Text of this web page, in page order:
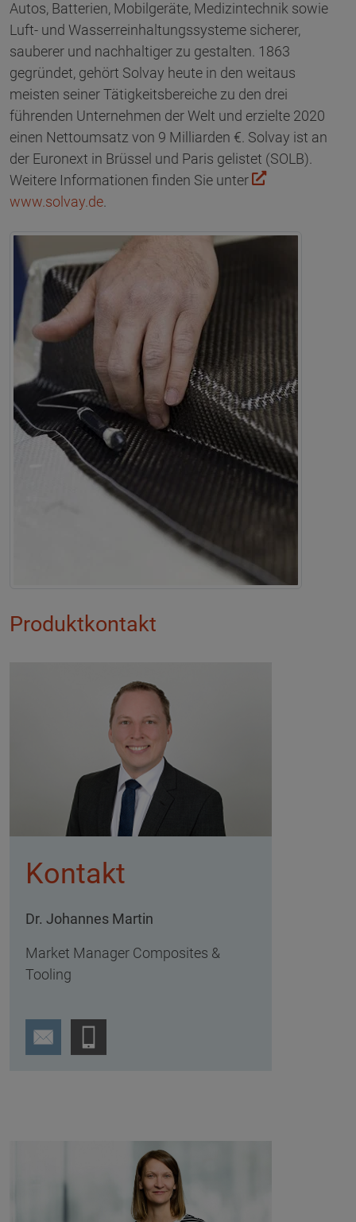
Autos, Batterien, Mobilgeräte, Medizintechnik sowie
Luft- und Wasserreinhaltungssysteme sicherer,
sauberer und nachhaltiger zu gestalten. 1863
gegründet, gehört Solvay heute in den weitaus
meisten seiner Tätigkeitsbereiche zu den drei
führenden Unternehmen der Welt und erzielte 2020
einen Nettoumsatz von 9 Milliarden €. Solvay ist an
der Euronext in Brüssel und Paris gelistet (SOLB).
Weitere Informationen finden Sie unter
www.solvay.de.
Produktkontakt
Kontakt
Dr. Johannes Martin
Market Manager Composites &
Tooling